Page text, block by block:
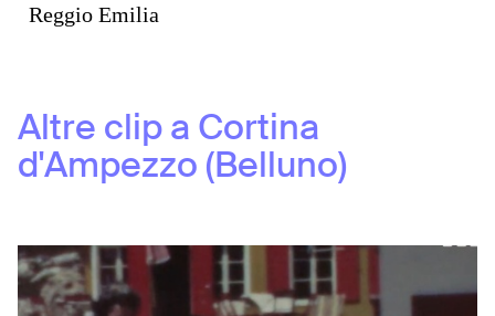
Reggio Emilia
Altre clip a Cortina
d'Ampezzo (Belluno)